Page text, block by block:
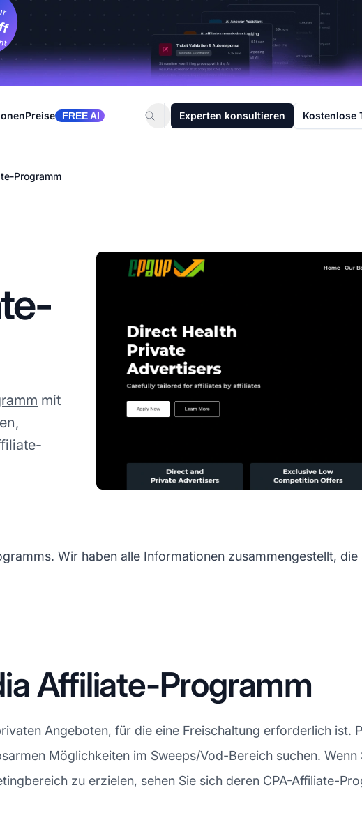
Preise FREE AI Experten konsultieren Kostenlose
Programm
mit
Wir haben alle Informationen zusammengestellt, die
Affiliate-Programm
Angeboten, für die eine Freischaltung erforderlich ist.
Möglichkeiten im Sweeps/Vod-Bereich suchen. Wenn
zu erzielen, sehen Sie sich deren CPA-Affiliate-